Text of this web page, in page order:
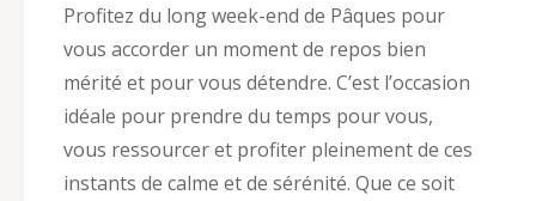
Profitez du long week-end de Pâques pour
vous accorder un moment de repos bien
mérité et pour vous détendre. C’est l’occasion
idéale pour prendre du temps pour vous,
vous ressourcer et profiter pleinement de ces
instants de calme et de sérénité. Que ce soit